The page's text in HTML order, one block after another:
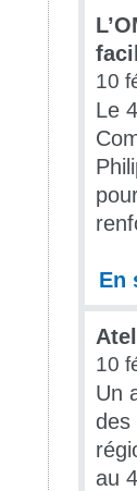
10
Le
En
10
Un
des
au